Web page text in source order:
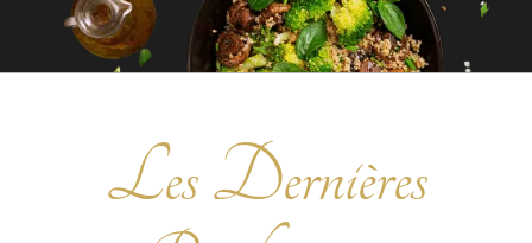
Les Dernières